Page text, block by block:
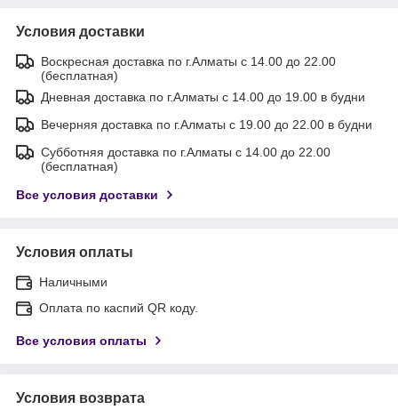
Условия доставки
Воскресная доставка по г.Алматы с 14.00 до 22.00
(бесплатная)
Дневная доставка по г.Алматы с 14.00 до 19.00 в будни
Вечерняя доставка по г.Алматы с 19.00 до 22.00 в будни
Субботняя доставка по г.Алматы с 14.00 до 22.00
(бесплатная)
Все условия доставки
Условия оплаты
Наличными
Оплата по каспий QR коду.
Все условия оплаты
Условия возврата